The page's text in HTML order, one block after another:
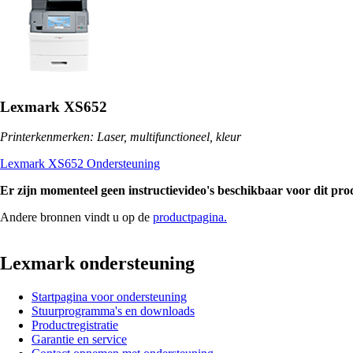
Lexmark XS652
Printerkenmerken: Laser, multifunctioneel, kleur
Lexmark XS652 Ondersteuning
Er zijn momenteel geen instructievideo's beschikbaar voor dit
Andere bronnen vindt u op de productpagina.
Lexmark ondersteuning
Startpagina voor ondersteuning
Stuurprogramma's en downloads
Productregistratie
Garantie en service